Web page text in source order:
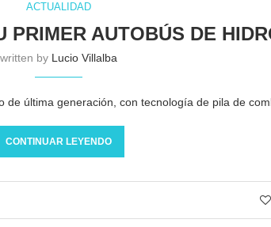
ACTUALIDAD
PRIMER AUTOBÚS DE
written by Lucio Villalba
última generación, con tecnología de pila de
CONTINUAR LEYENDO